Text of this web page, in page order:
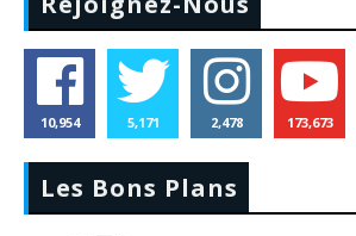
10,954 5,171 2,478 173,673
Les Bons Plans